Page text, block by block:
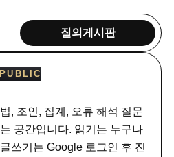
질의게시판
, 조인, 집계, 오류 해석 질문
공간입니다. 읽기는 누구나
쓰기는 Google 로그인 후 진